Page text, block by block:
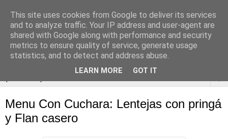
Menu Con Cuchara: Lentejas con pringá
y Flan casero
This site uses cookies from Google to deliver its services
and to analyze traffic. Your IP address and user-agent are
shared with Google along with performance and security
metrics to ensure quality of service, generate usage
statistics, and to detect and address abuse.
LEARN MORE GOT IT